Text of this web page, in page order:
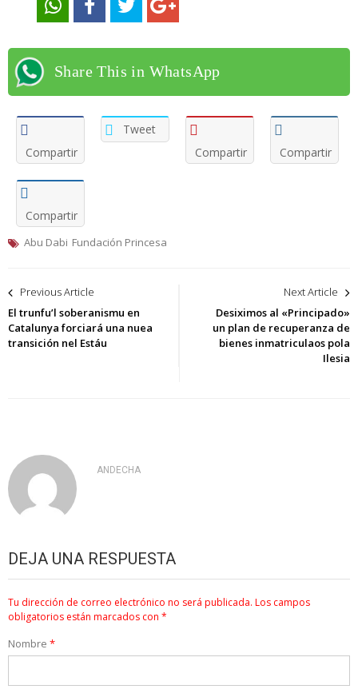
Share This in WhatsApp
Compartir
Tweet
Compartir
Compartir
Compartir
Abu Dabi Fundación Princesa
Navegación
de
entradas
Previous Article
El trunfu’l soberanismu en
Catalunya forciará una nuea
transición nel Estáu
Next Article
Desiximos al «Principado»
un plan de recuperanza de
bienes inmatriculaos pola
Ilesia
ANDECHA
DEJA UNA RESPUESTA
Tu dirección de correo electrónico no será publicada. Los campos
obligatorios están marcados con *
Nombre *